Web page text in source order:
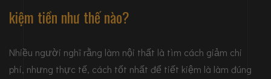
kiệm tiền như thế nào?
Nhiều người nghĩ rằng làm nội thất là tìm cách giảm chi
phí, nhưng thực tế, cách tốt nhất để tiết kiệm là làm đúng